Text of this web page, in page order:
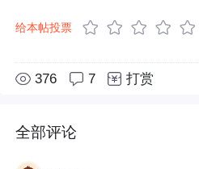
给本帖投票
376 7 打赏
全部评论